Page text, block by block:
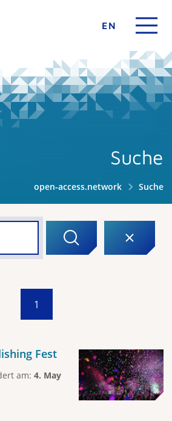
EN
Suche
open-access.network Suche
1
Fest
am: 4. May